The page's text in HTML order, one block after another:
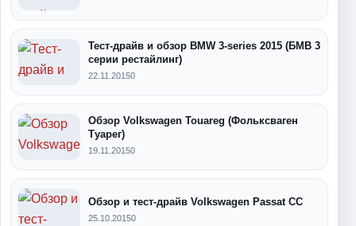
Тест-драйв и обзор BMW 3-series 2015 (БМВ 3
серии рестайлинг)
22.11.20150
Обзор Volkswagen Touareg (Фольксваген
Туарег)
19.11.20150
Обзор и тест-драйв Volkswagen Passat CC
25.10.20150